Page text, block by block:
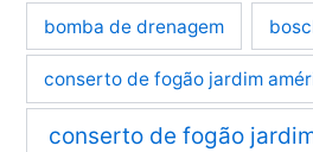
bomba de drenagem
conserto de fogão jardim
conserto de fogão